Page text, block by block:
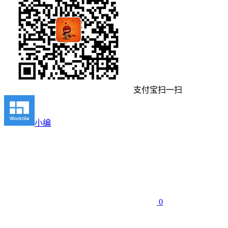
支付宝扫一扫
小编
0